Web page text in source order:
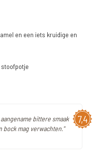
en een iets kruidige en
7,4
bittere smaak
bock mag verwachten."